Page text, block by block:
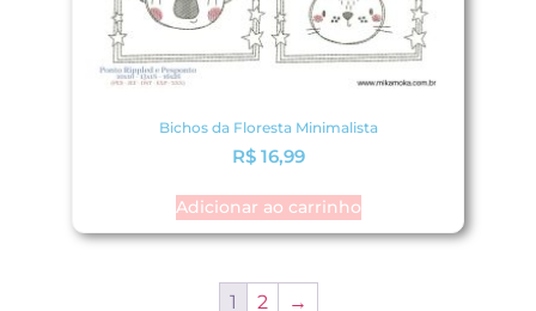
Bichos da Floresta Minimalista
R$16,99
Adicionar ao carrinho
1 2 →